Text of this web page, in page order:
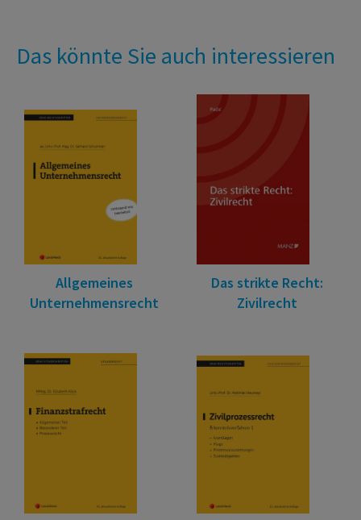
Das könnte Sie auch interessieren
Allgemeines
Unternehmensrecht
Das strikte Recht:
Zivilrecht